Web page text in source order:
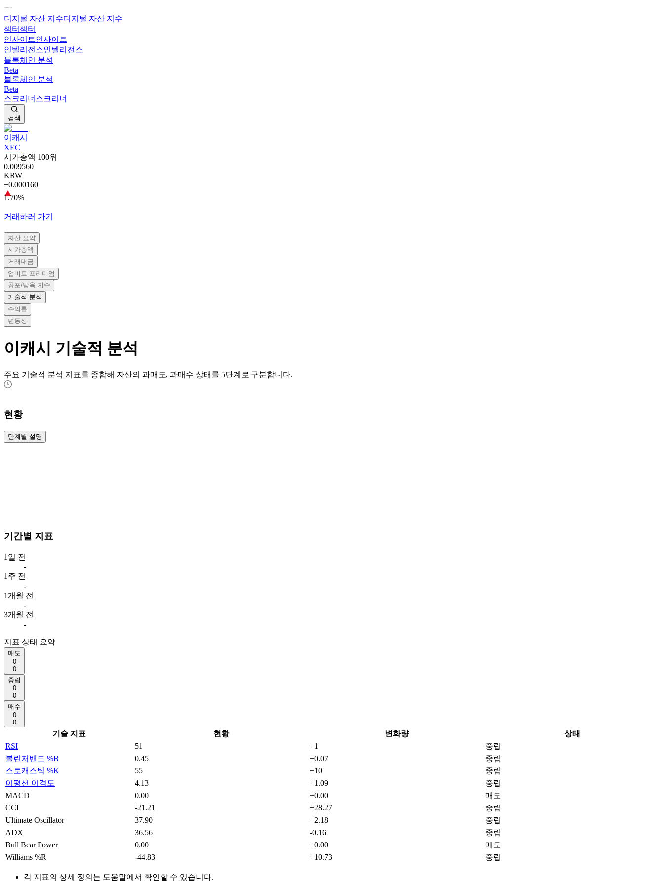
디지털 자산 지수디지털 자산 지수
섹터섹터
인사이트인사이트
인텔리전스인텔리전스
블록체인 분석
Beta
블록체인 분석
Beta
스크리너 스크리너
검색
이캐시
XEC
시가총액 100위
0.009560
KRW
+0.000160
1.70%
거래하러 가기
자산 요약
시가총액
거래대금
업비트 프리미엄
공포/탐욕 지수
기술적 분석
수익률
변동성
이캐시 기술적 분석
주요 기술적 분석 지표를 종합해 자산의 과매도, 과매수 상태를 5단계로 구분합니다.
현황
단계별 설명
기간별 지표
1일 전
-
1주 전
-
1개월 전
-
3개월 전
-
지표 상태 요약
매도
0
0
중립
0
0
매수
0
0
기술 지표 현황 변화량
상태
RSI
51 +1
중립
볼린저밴드 %B
0.45 +0.07
중립
스토캐스틱 %K
55 +10
중립
이평선 이격도
4.13 +1.09
중립
MACD
0.00 +0.00
매도
CCI
-21.21 +28.27
중립
Ultimate Oscillator
37.90 +2.18
중립
ADX
36.56 -0.16
중립
Bull Bear Power
0.00 +0.00
매도
Williams %R
-44.83 +10.73 중립
각 지표의 상세 정의는 도움말에서 확인할 수 있습니다.